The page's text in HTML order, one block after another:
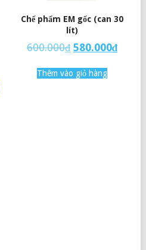
Chế phẩm EM gốc (can 30
lít)
600.000₫ 580.000₫
Thêm vào giỏ hàng